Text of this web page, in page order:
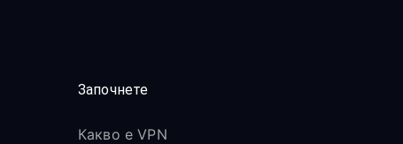
Започнете
Какво е VPN